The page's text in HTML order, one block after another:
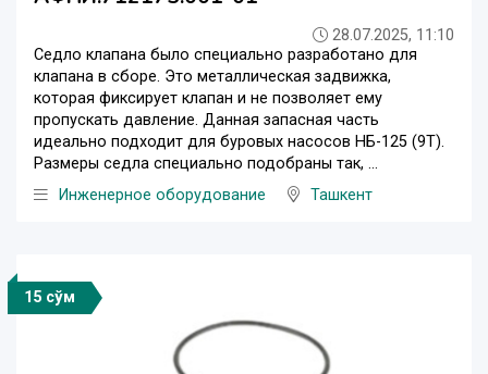
28.07.2025, 11:10
Седло клапана было специально разработано для
клапана в сборе. Это металлическая задвижка,
которая фиксирует клапан и не позволяет ему
пропускать давление. Данная запасная часть
идеально подходит для буровых насосов НБ-125 (9Т).
Размеры седла специально подобраны так, ...
Инженерное оборудование
Ташкент
15 сўм